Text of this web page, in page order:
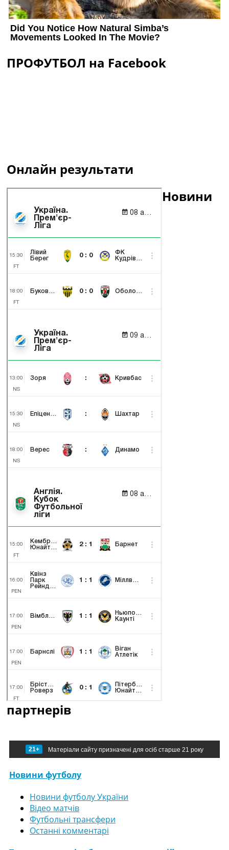
ПРОФУТБОЛ на Facebook
Онлайн результати
Новини
партнерів
21+ Матеріали сайту призначені для осіб старше 21 року
Новини футболу
Новини футболу України
Відео матчів
Футбольні трансфери
Останні комментарі